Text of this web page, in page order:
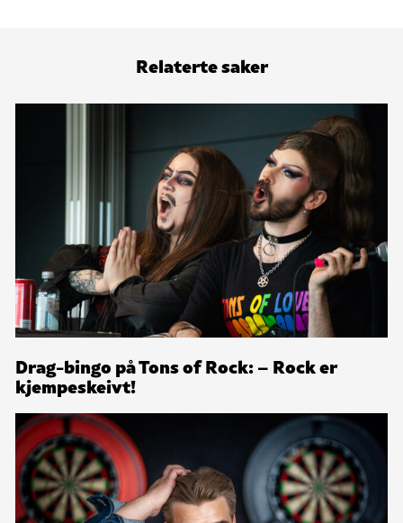
Relaterte saker
Drag-bingo på Tons of Rock: – Rock er
kjempeskeivt!